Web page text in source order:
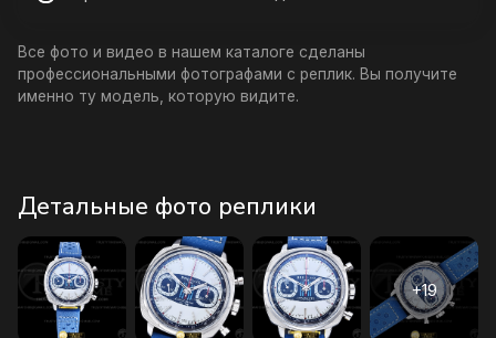
Все фото и видео в нашем каталоге сделаны
профессиональными фотографами с реплик. Вы получите
именно ту модель, которую видите.
Детальные фото реплики